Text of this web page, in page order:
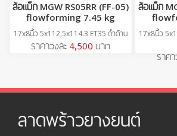
ล้อแม็ก MGW RS05RR (FF-05)
flowforming 7.45 kg
17x8นิ้ว 5x112,5x114.3 ET35 ดำด้าน
ราคาวงละ 4,500 บาท
ล้อแม็ก
17x8นิ้ว
ราคา
ลาดพร้าวยางยนต์